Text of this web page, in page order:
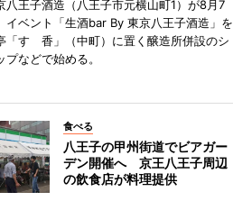
八王子酒造（八王子市元横山町1）が8月7
イベント「生酒bar By 東京八王子酒造」を
「すゞ香」（中町）に置く醸造所併設のシ
プなどで始める。
食べる
八王子の甲州街道でビアガー
デン開催へ 京王八王子周辺
の飲食店が料理提供